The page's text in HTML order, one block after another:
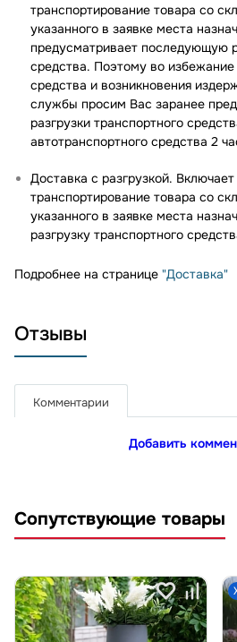
транспортирование товара со
указанного в заявке места
предусматривает последующую
средства. Поэтому во избежание
средства и возникновения
службы просим Вас заранее
разгрузки транспортного
автотранспортного средства 2
Доставка с разгрузкой.
транспортирование товара со
указанного в заявке места
разгрузку транспортного
Подробнее на странице "Доставка"
Отзывы
Комментарии
Добавить
Сопутствующие товары